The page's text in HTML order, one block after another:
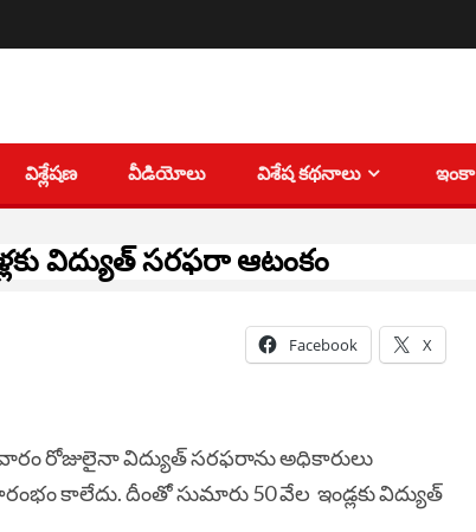
విశ్లేషణ వీడియోలు విశేష కథనాలు ఇంకా
విద్యుత్ సరఫరా ఆటంకం
Facebook X
రోజులైనా విద్యుత్ సరఫరాను అధికారులు
కాలేదు. దీంతో సుమారు 50 వేల ఇండ్లకు విద్యుత్